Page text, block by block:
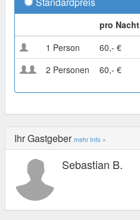
pro Nacht
1 Person
60,- €
2 Personen
60,- €
Ihr Gastgeber mehr Info »
Sebastian B.